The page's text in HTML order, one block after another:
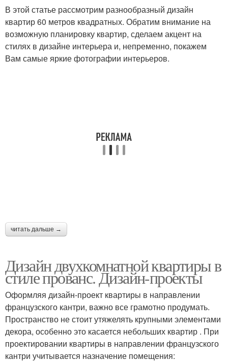
В этой статье рассмотрим разнообразный дизайн
квартир 60 метров квадратных. Обратим внимание на
возможную планировку квартир, сделаем акцент на
стилях в дизайне интерьера и, непременно, покажем
Вам самые яркие фотографии интерьеров.
читать дальше →
Дизайн двухкомнатной квартиры в
стиле прованс. Дизайн-проекты
Оформляя дизайн-проект квартиры в направлении
французского кантри, важно все грамотно продумать.
Пространство не стоит утяжелять крупными элементами
декора, особенно это касается небольших квартир . При
проектировании квартиры в направлении французского
кантри учитывается назначение помещения: